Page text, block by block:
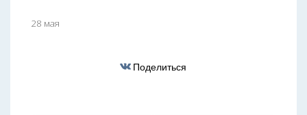
28 мая
Поделиться